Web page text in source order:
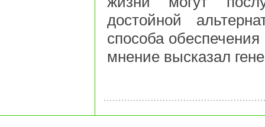
достойной
способа
мнение высказал